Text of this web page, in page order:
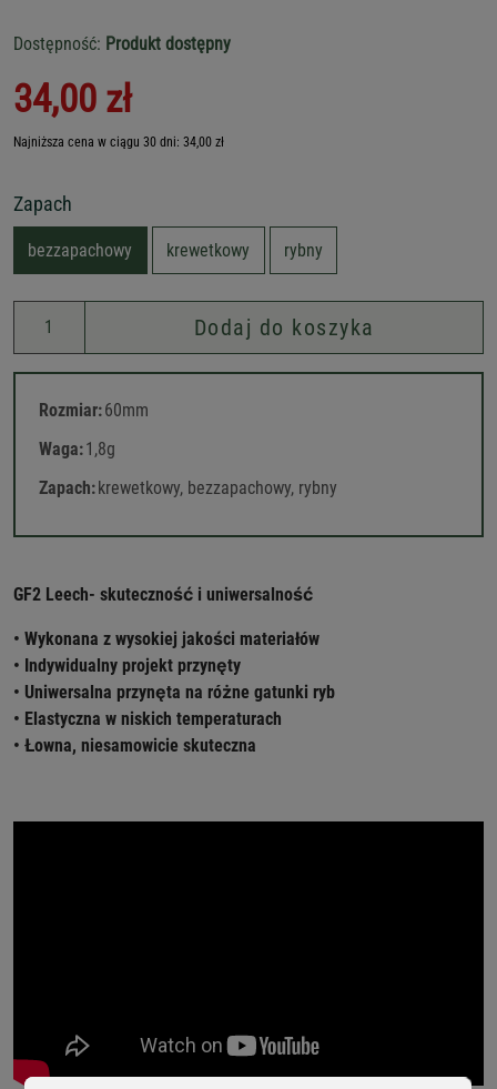
Dostępność: Produkt dostępny
34,00 zł
Najniższa cena w ciągu 30 dni: 34,00 zł
Zapach
bezzapachowy krewetkowy rybny
Dodaj do koszyka
Rozmiar:60mm
Waga:1,8g
Zapach:krewetkowy, bezzapachowy, rybny
GF2 Leech- skuteczność i uniwersalność
• Wykonana z wysokiej jakości materiałów
• Indywidualny projekt przynęty
• Uniwersalna przynęta na różne gatunki ryb
• Elastyczna w niskich temperaturach
• Łowna, niesamowicie skuteczna